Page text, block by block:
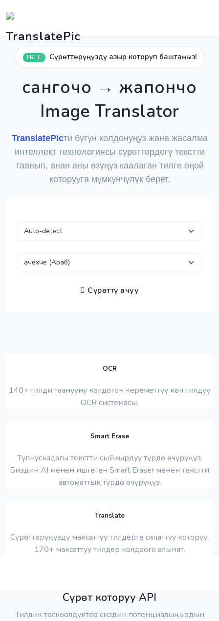
FREE Сүрөттөрүңүздү азыр которуп баштаңыз!
сангочо → жапончо
Image Translator
TranslatePicти бүгүн колдонуңуз жана жасалма
интеллект технологиясы сүрөттөрдөгү текстти
таанып, анан аны өзүңүз каалаган тилге оңой
которууга мүмкүнчүлүк берет.
Сүрөттү ачуу
OCR
140+ тилди таанууну колдогон кереметтүү көп тилдүү
OCR системасы.
Smart Erase
Түпнускадагы текстти сыйкырдуу түрдө өчүрүңүз.
Биздин AI менен иштеген Smart Eraser менен текстти
автоматтык түрдө өчүрүңүз.
Translate
Сүрөттөрүңүздү максаттуу тилдерге сапаттуу которуу.
170+ максаттуу тилдер колдоого алынат.
Сүрөт которуу API
Тилдик тоскоолдуктар сиздин потенциалыңыздын